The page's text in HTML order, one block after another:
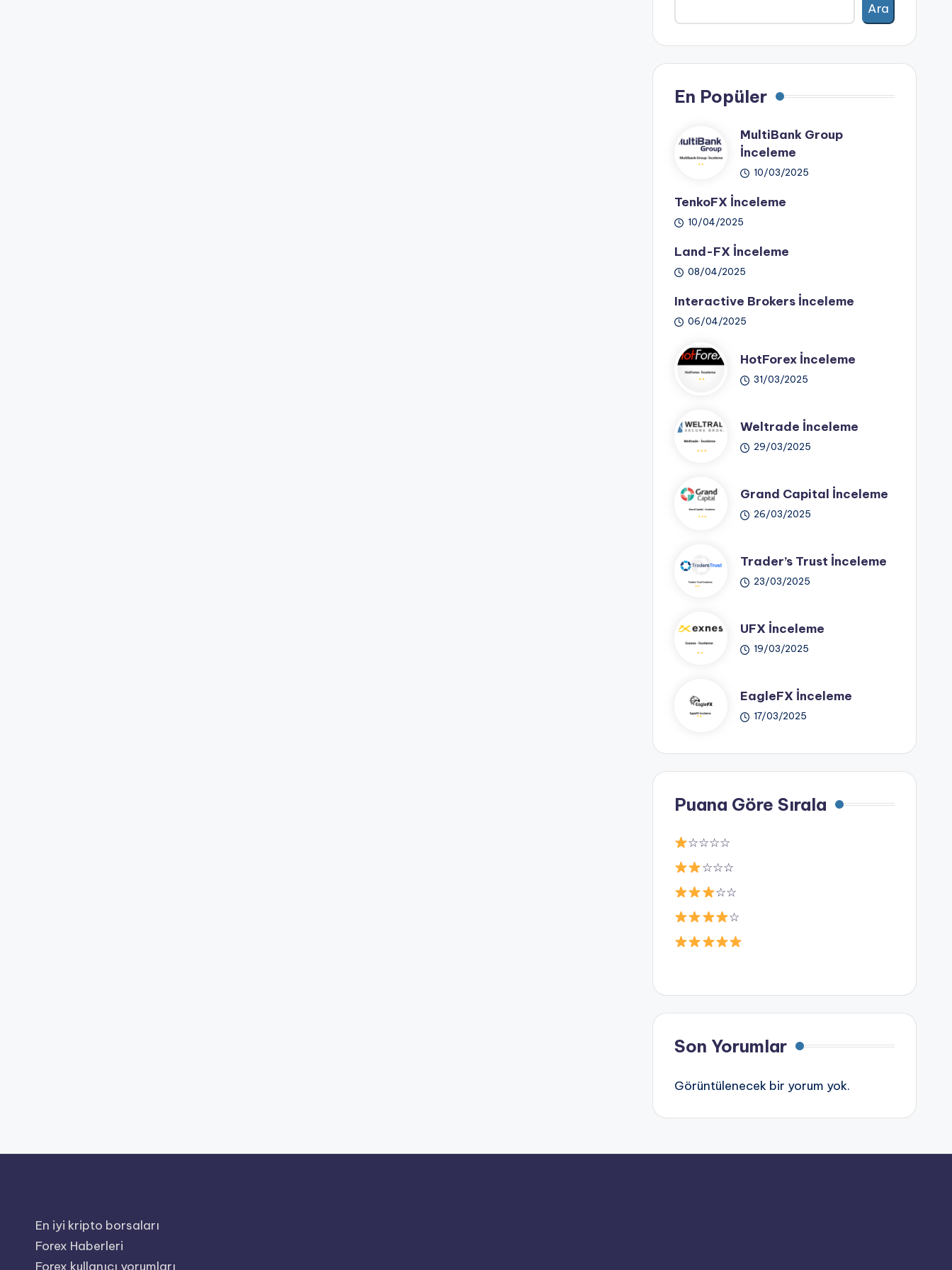
Ara
En Popüler
MultiBank Group
İnceleme
10/03/2025
TenkoFX İnceleme
10/04/2025
Land-FX İnceleme
08/04/2025
Interactive Brokers İnceleme
06/04/2025
HotForex İnceleme
31/03/2025
Weltrade İnceleme
29/03/2025
Grand Capital İnceleme
26/03/2025
Trader’s Trust İnceleme
23/03/2025
UFX İnceleme
19/03/2025
EagleFX İnceleme
17/03/2025
Puana Göre Sırala
☆☆☆☆
☆☆☆
☆☆
☆
Son Yorumlar
Görüntülenecek bir yorum yok.
En iyi kripto borsaları
Forex Haberleri
Forex kullanıcı yorumları